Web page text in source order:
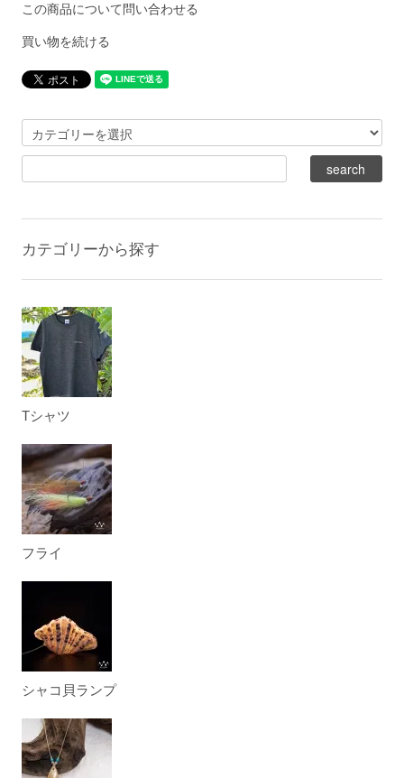
この商品について問い合わせる
買い物を続ける
カテゴリーから探す
Tシャツ
フライ
シャコ貝ランプ